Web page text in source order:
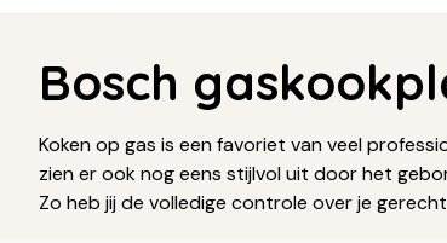
Bosch
Koken op gas is een favoriet van veel
zien er ook nog eens stijlvol uit door het
Zo heb jij de volledige controle over je